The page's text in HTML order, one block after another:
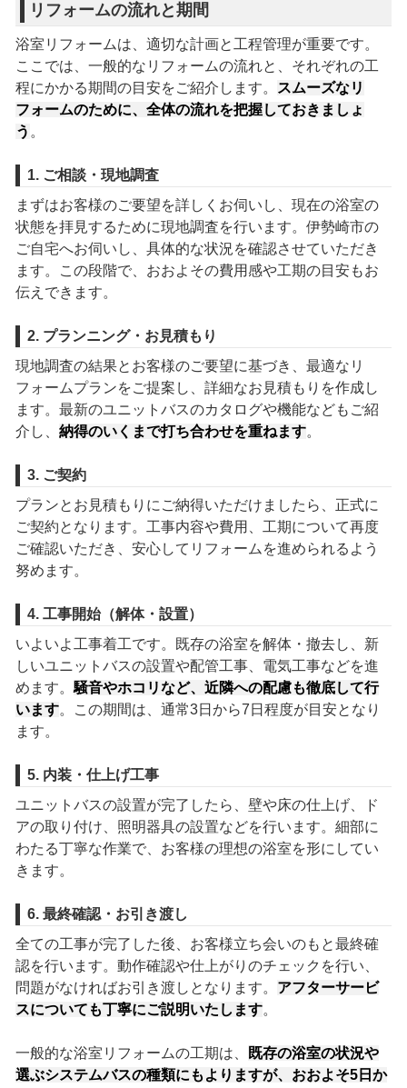
リフォームの流れと期間
浴室リフォームは、適切な計画と工程管理が重要です。
ここでは、一般的なリフォームの流れと、それぞれの工
程にかかる期間の目安をご紹介します。
スムーズなリ
フォームのために、全体の流れを把握しておきましょ
う 。
1. ご相談・現地調査
まずはお客様のご要望を詳しくお伺いし、現在の浴室の
状態を拝見するために現地調査を行います。伊勢崎市の
ご自宅へお伺いし、具体的な状況を確認させていただき
ます。この段階で、おおよその費用感や工期の目安もお
伝えできます。
2. プランニング・お見積もり
現地調査の結果とお客様のご要望に基づき、最適なリ
フォームプランをご提案し、詳細なお見積もりを作成し
ます。最新のユニットバスのカタログや機能などもご紹
介し、 納得のいくまで打ち合わせを重ねます。
3. ご契約
プランとお見積もりにご納得いただけましたら、正式に
ご契約となります。工事内容や費用、工期について再度
ご確認いただき、安心してリフォームを進められるよう
努めます。
4. 工事開始（解体・設置）
いよいよ工事着工です。既存の浴室を解体・撤去し、新
しいユニットバスの設置や配管工事、電気工事などを進
めます。 騒音やホコリなど、近隣への配慮も徹底して行
います。この期間は、通常3日から7日程度が目安となり
ます。
5. 内装・仕上げ工事
ユニットバスの設置が完了したら、壁や床の仕上げ、ド
アの取り付け、照明器具の設置などを行います。細部に
わたる丁寧な作業で、お客様の理想の浴室を形にしてい
きます。
6. 最終確認・お引き渡し
全ての工事が完了した後、お客様立ち会いのもと最終確
認を行います。動作確認や仕上がりのチェックを行い、
問題がなければお引き渡しとなります。 アフターサービ
スについても丁寧にご説明いたします。
一般的な浴室リフォームの工期は、
既存の浴室の状況や
選ぶシステムバスの種類にもよりますが、おおよそ5日か